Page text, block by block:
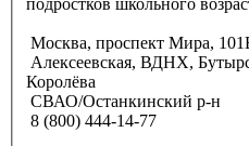
Москва, проспект Мира,
Алексеевская, ВДНХ,
Королёва
СВАО/Останкинский р-н
8 (800) 444-14-77